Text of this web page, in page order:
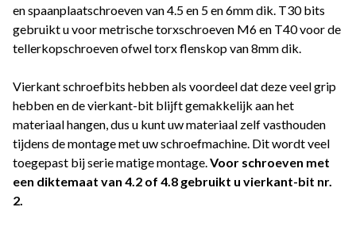
en spaanplaatschroeven van 4.5 en 5 en 6mm dik. T30 bits
gebruikt u voor metrische torxschroeven M6 en T40 voor de
tellerkopschroeven ofwel torx flenskop van 8mm dik.
Vierkant schroefbits hebben als voordeel dat deze veel grip
hebben en de vierkant-bit blijft gemakkelijk aan het
materiaal hangen, dus u kunt uw materiaal zelf vasthouden
tijdens de montage met uw schroefmachine. Dit wordt veel
toegepast bij serie matige montage.Voor schroeven met
een diktemaat van 4.2 of 4.8 gebruikt u vierkant-bit nr.
2.